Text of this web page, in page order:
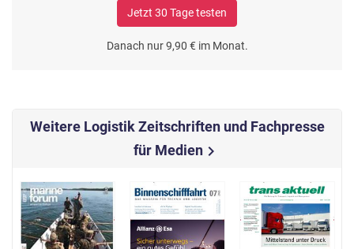
Jetzt 30 Tage testen
Danach nur 9,90 € im Monat.
Weitere Logistik Zeitschriften und Fachpresse
für Medienchevron_right